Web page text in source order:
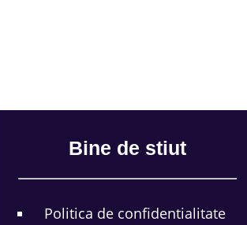
Bine de stiut
Politica de confidentialitate